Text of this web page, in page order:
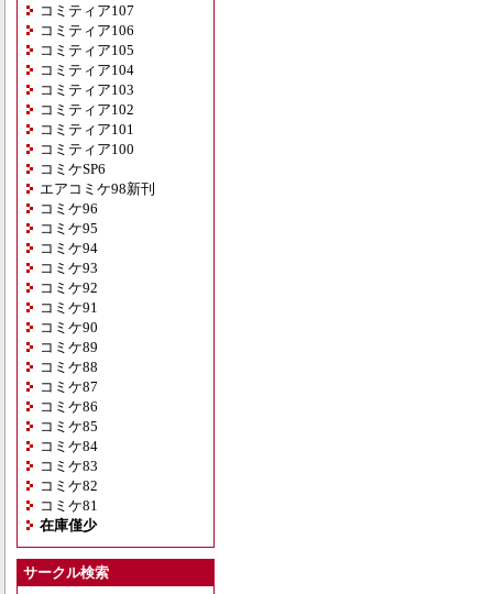
コミティア107
コミティア106
コミティア105
コミティア104
コミティア103
コミティア102
コミティア101
コミティア100
コミケSP6
エアコミケ98新刊
コミケ96
コミケ95
コミケ94
コミケ93
コミケ92
コミケ91
コミケ90
コミケ89
コミケ88
コミケ87
コミケ86
コミケ85
コミケ84
コミケ83
コミケ82
コミケ81
在庫僅少
サークル検索